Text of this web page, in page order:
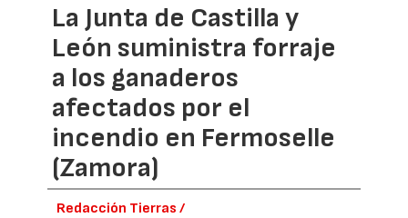
La Junta de Castilla y
León suministra forraje
a los ganaderos
afectados por el
incendio en Fermoselle
(Zamora)
Redacción Tierras /